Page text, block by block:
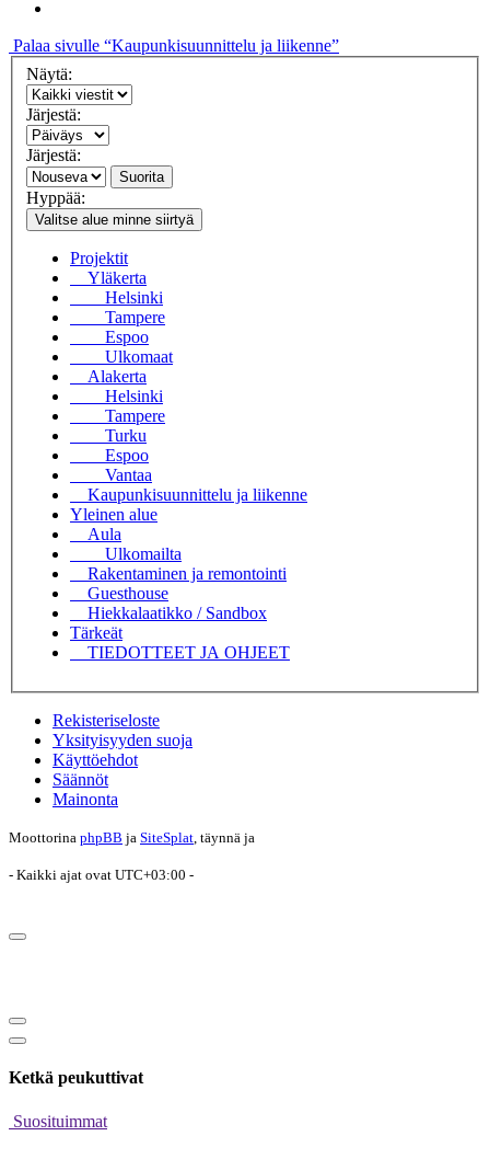
Palaa sivulle “Kaupunkisuunnittelu ja liikenne”
Näytä:
Järjestä:
Järjestä:
Suorita
Hyppää:
Valitse alue minne siirtyä
Projektit
Yläkerta
Helsinki
Tampere
Espoo
Ulkomaat
Alakerta
Helsinki
Tampere
Turku
Espoo
Vantaa
Kaupunkisuunnittelu ja liikenne
Yleinen alue
Aula
Ulkomailta
Rakentaminen ja remontointi
Guesthouse
Hiekkalaatikko / Sandbox
Tärkeät
TIEDOTTEET JA OHJEET
Rekisteriseloste
Yksityisyyden suoja
Käyttöehdot
Säännöt
Mainonta
Moottorina phpBB ja SiteSplat , täynnä ja
- Kaikki ajat ovat UTC+03:00 -
Ketkä peukuttivat
Suosituimmat